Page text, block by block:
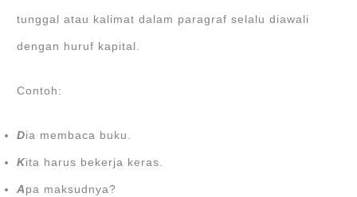
tunggal atau kalimat dalam paragraf selalu diawali
dengan huruf kapital.
Contoh:
Dia membaca buku.
Kita harus bekerja keras.
A pa maksudnya?